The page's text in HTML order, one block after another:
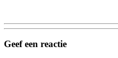
Geef een reactie